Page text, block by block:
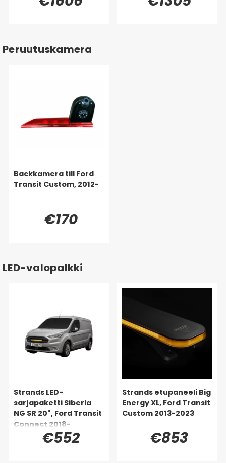
Peruutuskamera
Backkamera till Ford
Transit Custom, 2012-
€170
LED-valopalkki
Strands LED-
sarjapaketti Siberia
NG SR 20", Ford Transit
Connect 2018-
€552
Strands etupaneeli Big
Energy XL, Ford Transit
Custom 2013-2023
€853